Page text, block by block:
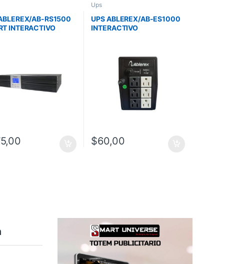
AB-RS1500
INTERACTIVO
Ups
UPS ABLEREX/AB-ES1000
INTERACTIVO
$60,00